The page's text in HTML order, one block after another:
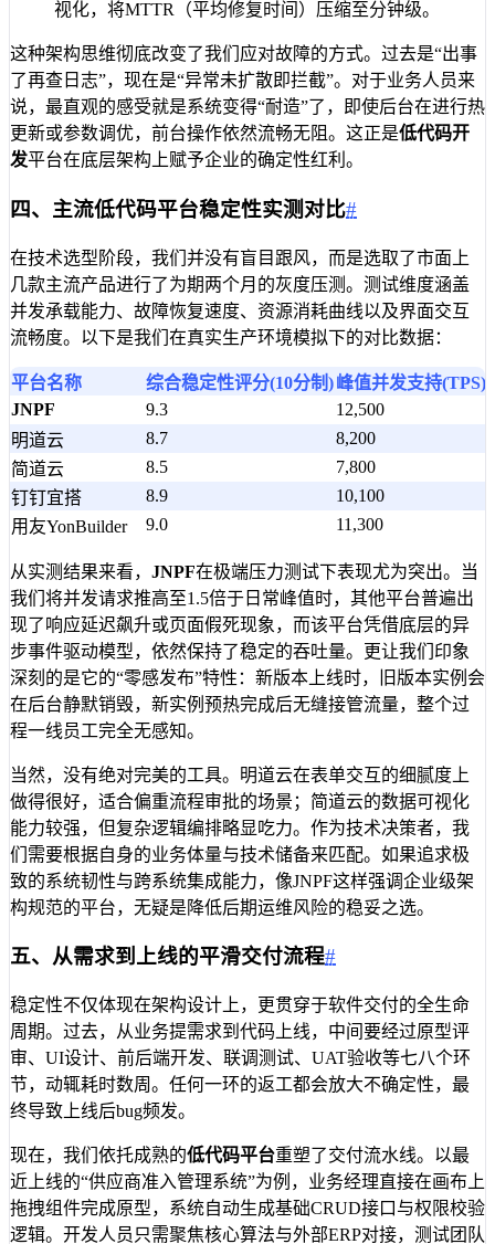
视化，将MTTR（平均修复时间）压缩至分钟级。
这种架构思维彻底改变了我们应对故障的方式。过去是“出事
了再查日志”，现在是“异常未扩散即拦截”。对于业务人员来
说，最直观的感受就是系统变得“耐造”了，即使后台在进行热
更新或参数调优，前台操作依然流畅无阻。这正是低代码开
发平台在底层架构上赋予企业的确定性红利。
四、主流低代码平台稳定性实测对比#
在技术选型阶段，我们并没有盲目跟风，而是选取了市面上
几款主流产品进行了为期两个月的灰度压测。测试维度涵盖
并发承载能力、故障恢复速度、资源消耗曲线以及界面交互
流畅度。以下是我们在真实生产环境模拟下的对比数据：
平台名称 综合稳定性评分(10分制)峰值并发支持(TPS)
JNPF
9.3 12,500
明道云
8.7 8,200
简道云
8.5 7,800
钉钉宜搭
8.9 10,100
用友YonBuilder
9.0 11,300
从实测结果来看， JNPF在极端压力测试下表现尤为突出。当
我们将并发请求推高至1.5倍于日常峰值时，其他平台普遍出
现了响应延迟飙升或页面假死现象，而该平台凭借底层的异
步事件驱动模型，依然保持了稳定的吞吐量。更让我们印象
深刻的是它的“零感发布”特性：新版本上线时，旧版本实例会
在后台静默销毁，新实例预热完成后无缝接管流量，整个过
程一线员工完全无感知。
当然，没有绝对完美的工具。明道云在表单交互的细腻度上
做得很好，适合偏重流程审批的场景；简道云的数据可视化
能力较强，但复杂逻辑编排略显吃力。作为技术决策者，我
们需要根据自身的业务体量与技术储备来匹配。如果追求极
致的系统韧性与跨系统集成能力，像JNPF这样强调企业级架
构规范的平台，无疑是降低后期运维风险的稳妥之选。
五、从需求到上线的平滑交付流程#
稳定性不仅体现在架构设计上，更贯穿于软件交付的全生命
周期。过去，从业务提需求到代码上线，中间要经过原型评
审、UI设计、前后端开发、联调测试、UAT验收等七八个环
节，动辄耗时数周。任何一环的返工都会放大不确定性，最
终导致上线后bug频发。
现在，我们依托成熟的低代码平台重塑了交付流水线。以最
近上线的“供应商准入管理系统”为例，业务经理直接在画布上
拖拽组件完成原型，系统自动生成基础CRUD接口与权限校验
逻辑。开发人员只需聚焦核心算法与外部ERP对接，测试团队